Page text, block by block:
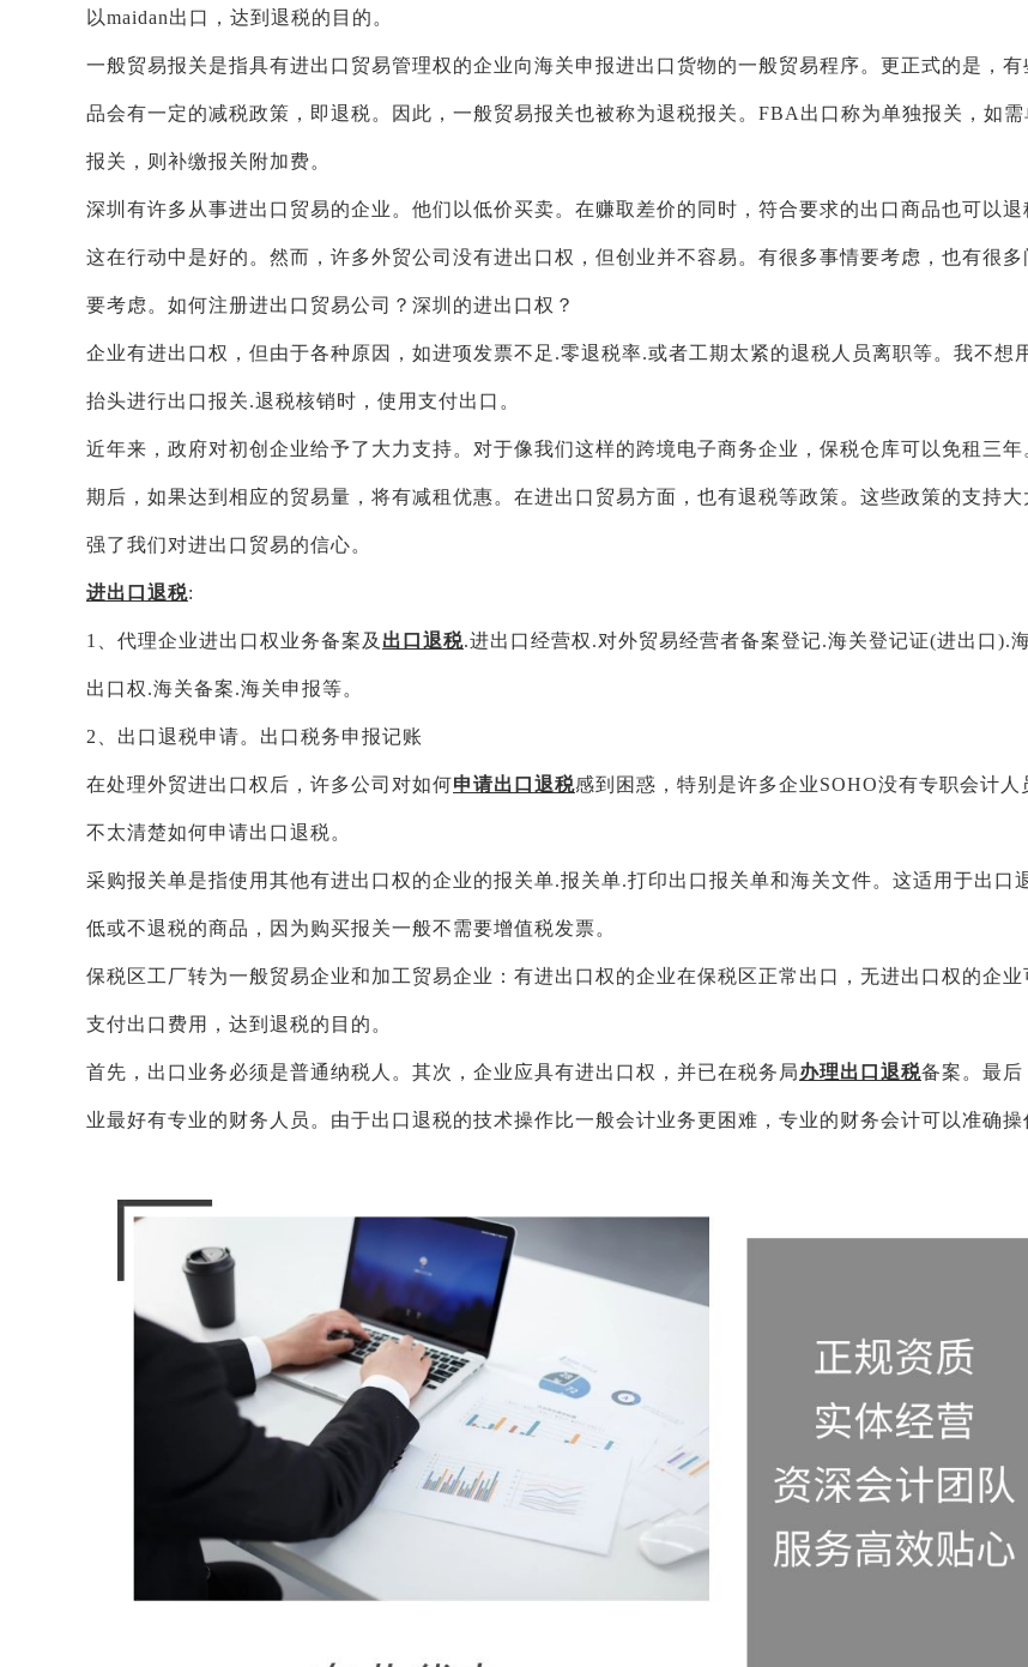
以maidan出口，达到退税的目的。
一般贸易报关是指具有进出口贸易管理权的企业向海关申报进出口货物的一般贸易程序。更正式的是，有
品会有一定的减税政策，即退税。因此，一般贸易报关也被称为退税报关。FBA出口称为单独报关，如需
报关，则补缴报关附加费。
深圳有许多从事进出口贸易的企业。他们以低价买卖。在赚取差价的同时，符合要求的出口商品也可以退
这在行动中是好的。然而，许多外贸公司没有进出口权，但创业并不容易。有很多事情要考虑，也有很多
要考虑。如何注册进出口贸易公司？深圳的进出口权？
企业有进出口权，但由于各种原因，如进项发票不足.零退税率.或者工期太紧的退税人员离职等。我不想
抬头进行出口报关.退税核销时，使用支付出口。
近年来，政府对初创企业给予了大力支持。对于像我们这样的跨境电子商务企业，保税仓库可以免租三年
期后，如果达到相应的贸易量，将有减租优惠。在进出口贸易方面，也有退税等政策。这些政策的支持大
强了我们对进出口贸易的信心。
进出口退税:
1、代理企业进出口权业务备案及 出口退税.进出口经营权.对外贸易经营者备案登记.海关登记证(进出口).
出口权.海关备案.海关申报等。
2、出口退税申请。出口税务申报记账
在处理外贸进出口权后，许多公司对如何申请出口退税感到困惑，特别是许多企业SOHO没有专职会计人
不太清楚如何申请出口退税。
采购报关单是指使用其他有进出口权的企业的报关单.报关单.打印出口报关单和海关文件。这适用于出口
低或不退税的商品，因为购买报关一般不需要增值税发票。
保税区工厂转为一般贸易企业和加工贸易企业：有进出口权的企业在保税区正常出口，无进出口权的企业
支付出口费用，达到退税的目的。
首先，出口业务必须是普通纳税人。其次，企业应具有进出口权，并已在税务局办理出口退税备案。最后
业最好有专业的财务人员。由于出口退税的技术操作比一般会计业务更困难，专业的财务会计可以准确操